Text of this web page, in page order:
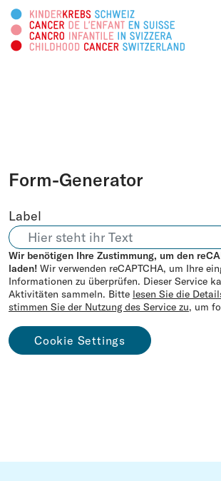
Über uns
Tätigkeitsbereiche
Survivorship
Infoplattform
DE FR EN IT
Diese Webseite
Form-Generator
Label
Wir benötigen Ihre Zustimmung, um den
laden! Wir verwenden reCAPTCHA, um Ihre
Informationen zu überprüfen. Dieser Service
Aktivitäten sammeln. Bitte lesen Sie die
stimmen Sie der Nutzung des Service zu, um
Cookie Settings